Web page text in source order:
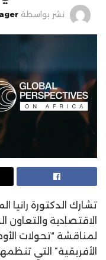
نشر بواسطة
تشارك الدكتورة رانيا
الاقتصادية والتعاون
لمناقشة “تحولات